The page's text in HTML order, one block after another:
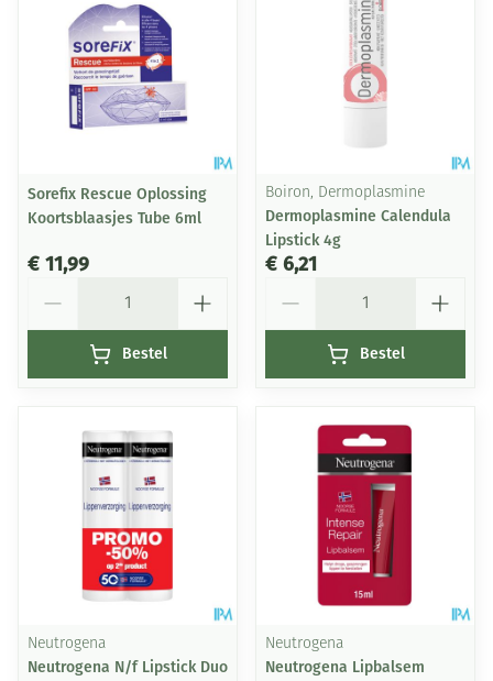
Sorefix Rescue Oplossing
Koortsblaasjes Tube 6ml
€ 11,99
Bestel
Boiron, Dermoplasmine
Dermoplasmine Calendula
Lipstick 4g
€ 6,21
Bestel
Neutrogena
Neutrogena N/f Lipstick Duo
Neutrogena
Neutrogena Lipbalsem